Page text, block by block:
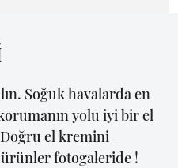
Soğuk havalarda en
yolu iyi bir el
el kremini
ürünler fotogaleride !